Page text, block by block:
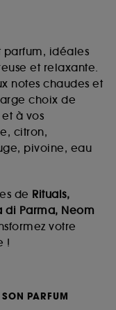
parfum, idéales
et relaxante.
notes chaudes et
choix de
à vos
citron,
pivoine, eau
de Rituals,
di Parma, Neom
votre
!
PARFUM